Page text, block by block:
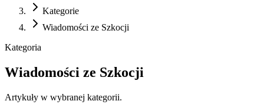
Kategorie
Wiadomości ze Szkocji
Kategoria
Wiadomości ze Szkocji
Artykuły w wybranej kategorii.